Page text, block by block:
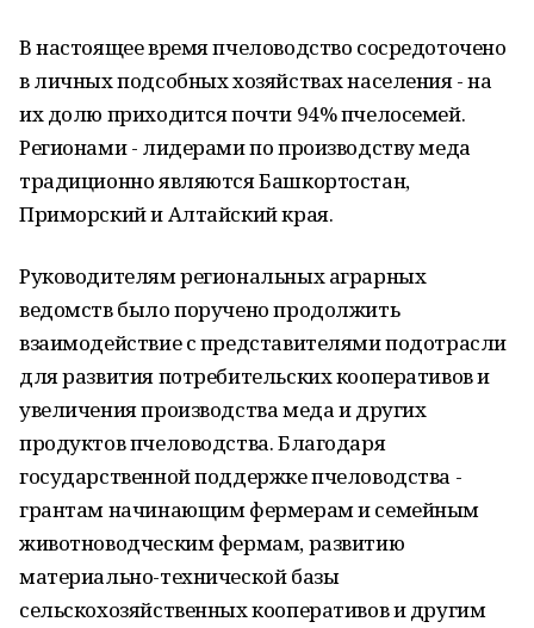
В настоящее время пчеловодство сосредоточено
в личных подсобных хозяйствах населения - на
их долю приходится почти 94% пчелосемей.
Регионами - лидерами по производству меда
традиционно являются Башкортостан,
Приморский и Алтайский края.
Руководителям региональных аграрных
ведомств было поручено продолжить
взаимодействие с представителями подотрасли
для развития потребительских кооперативов и
увеличения производства меда и других
продуктов пчеловодства. Благодаря
государственной поддержке пчеловодства -
грантам начинающим фермерам и семейным
животноводческим фермам, развитию
материально-технической базы
сельскохозяйственных кооперативов и другим